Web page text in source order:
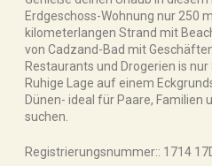
Erdgeschoss-Wohnung nur 250
kilometerlangen Strand mit
von Cadzand-Bad mit
Restaurants und Drogerien is
Ruhige Lage auf einem
Dünen- ideal für Paare, Familien
suchen.
Registrierungsnummer:: 1714